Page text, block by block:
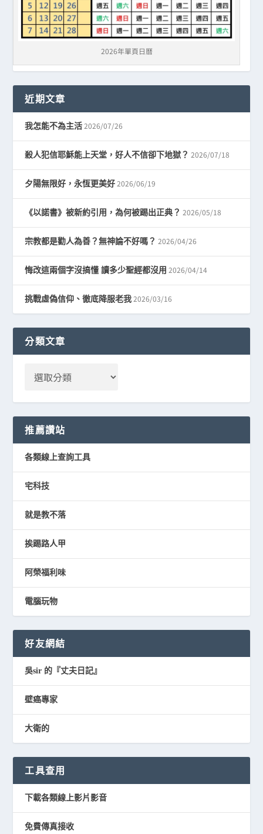
2026年單頁日曆
近期文章
我怎能不為主活 2026/07/26
殺人犯信耶穌能上天堂，好人不信卻下地獄？ 2026/07/18
夕陽無限好，永恆更美好 2026/06/19
《以諾書》被新約引用，為何被踢出正典？ 2026/05/18
宗教都是勸人為善？無神論不好嗎？ 2026/04/26
悔改這兩個字沒搞懂 讀多少聖經都沒用 2026/04/14
挑戰虛偽信仰、徹底降服老我 2026/03/16
分類文章
推薦讚站
各類線上查詢工具
宅科技
就是教不落
挨踢路人甲
阿榮福利味
電腦玩物
好友網結
吳sir 的『丈夫日記』
壁癌專家
大衛的
工具查用
下載各類線上影片影音
免費傳真接收